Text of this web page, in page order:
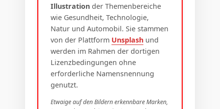
Illustration der Themenbereiche
wie Gesundheit, Technologie,
Natur und Automobil. Sie stammen
von der Plattform Unsplash und
werden im Rahmen der dortigen
Lizenzbedingungen ohne
erforderliche Namensnennung
genutzt.
Etwaige auf den Bildern erkennbare Marken,